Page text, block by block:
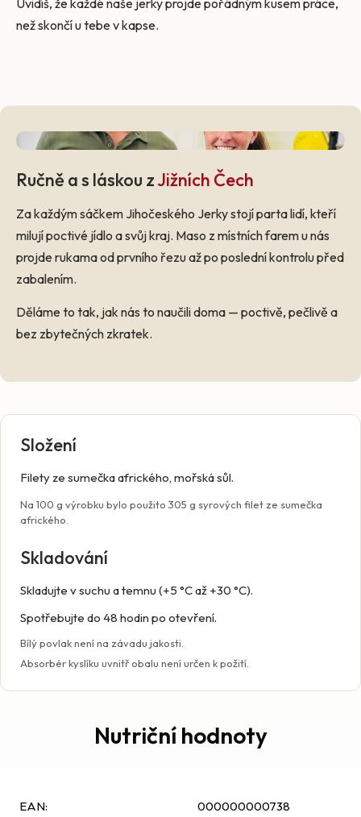
Uvidíš, že každé naše jerky projde pořádným kusem práce,
než skončí u tebe v kapse.
Ručně a s láskou zJižních Čech
Za každým sáčkem Jihočeského Jerky stojí parta lidí, kteří
milují poctivé jídlo a svůj kraj. Maso z místních farem u nás
projde rukama od prvního řezu až po poslední kontrolu před
zabalením.
Děláme to tak, jak nás to naučili doma — poctivě, pečlivě a
bez zbytečných zkratek.
Složení
Filety ze sumečka afrického, mořská sůl.
Na 100 g výrobku bylo použito 305 g syrových filet ze sumečka
afrického.
Skladování
Skladujte v suchu a temnu (+5 °C až +30 °C).
Spotřebujte do 48 hodin po otevření.
Bílý povlak není na závadu jakosti.
Absorbér kyslíku uvnitř obalu není určen k požití.
Nutriční hodnoty
EAN: 000000000738